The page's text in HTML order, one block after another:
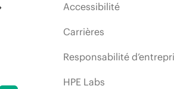
Accessibilité
Carrières
Responsabilité
HPE Labs